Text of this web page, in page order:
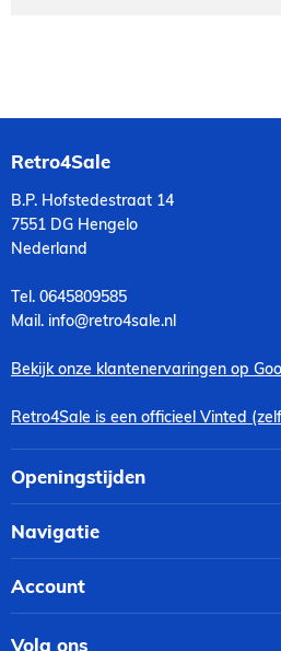
Retro4Sale
B.P. Hofstedestraat 14
7551 DG Hengelo
Nederland
Tel. 0645809585
Mail. info@retro4sale.nl
Bekijk onze klantenervaringen op
Retro4Sale is een officieel Vinted
Openingstijden
Navigatie
Account
Volg ons